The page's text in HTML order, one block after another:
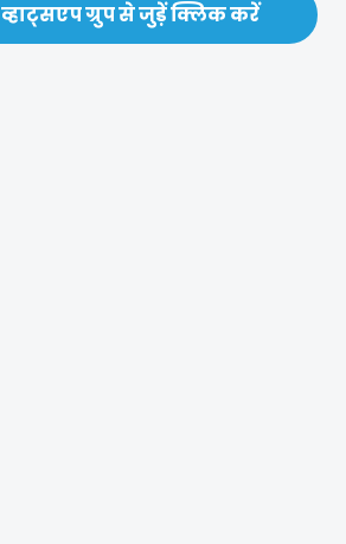
व्हाट्सएप ग्रुप से जुड़ें क्लिक करें